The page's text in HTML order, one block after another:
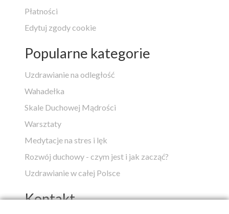
Płatności
Edytuj zgody cookie
Popularne kategorie
Uzdrawianie na odległość
Wahadełka
Skale Duchowej Mądrości
Warsztaty
Medytacje na stres i lęk
Rozwój duchowy - czym jest i jak zacząć?
Uzdrawianie w całej Polsce
Kontakt